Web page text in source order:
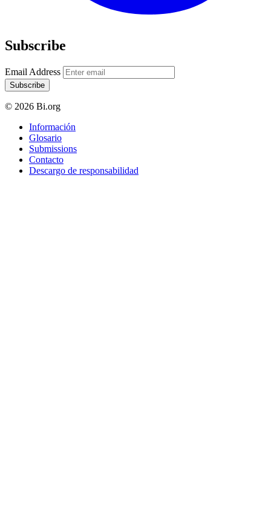
Subscribe
Email Address
Subscribe
© 2026 Bi.org
Información
Glosario
Submissions
Contacto
Descargo de responsabilidad